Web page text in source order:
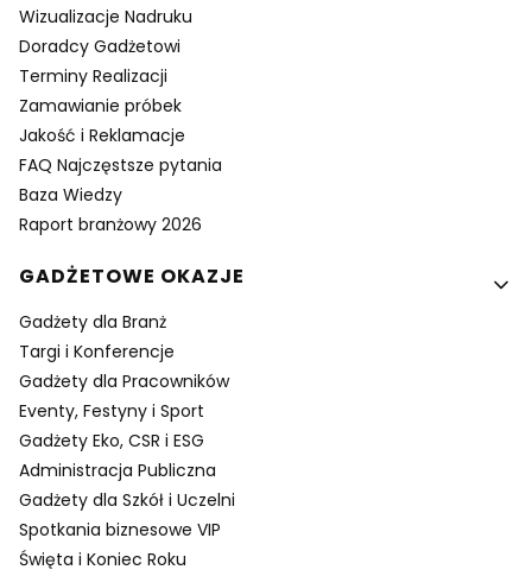
Wizualizacje Nadruku
Doradcy Gadżetowi
Terminy Realizacji
Zamawianie próbek
Jakość i Reklamacje
FAQ Najczęstsze pytania
Baza Wiedzy
Raport branżowy 2026
GADŻETOWE OKAZJE
Gadżety dla Branż
Targi i Konferencje
Gadżety dla Pracowników
Eventy, Festyny i Sport
Gadżety Eko, CSR i ESG
Administracja Publiczna
Gadżety dla Szkół i Uczelni
Spotkania biznesowe VIP
Święta i Koniec Roku